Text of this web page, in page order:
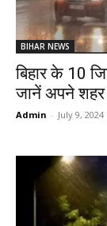
BIHAR NEWS
बिहार के 10
जानें अपने
Admin - July 9, 2024